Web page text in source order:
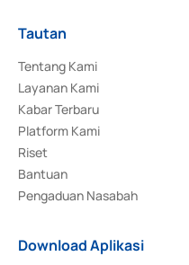
Tautan
Tentang Kami
Layanan Kami
Kabar Terbaru
Platform Kami
Riset
Bantuan
Pengaduan Nasabah
Download Aplikasi